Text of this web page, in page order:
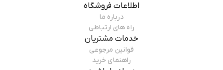
اطلاعات فروشگاه
درباره ما
راه های ارتباطی
خدمات مشتریان
قوانین مرجوعی
راهنمای خرید